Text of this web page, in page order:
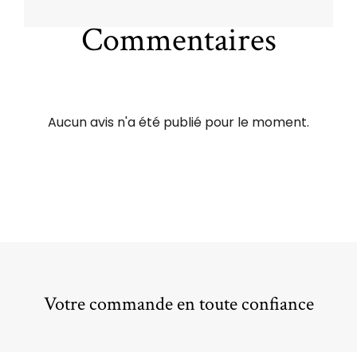
Commentaires
Aucun avis n'a été publié pour le moment.
Votre commande en toute confiance